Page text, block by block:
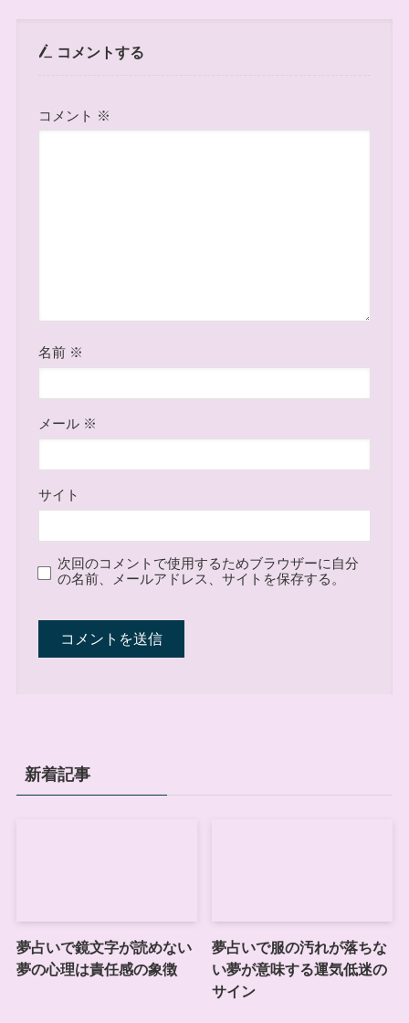
コメントする
コメント ※
名前 ※
メール ※
サイト
次回のコメントで使用するためブラウザーに自分
の名前、メールアドレス、サイトを保存する。
新着記事
夢占いで鏡文字が読めない
夢の心理は責任感の象徴
夢占いで服の汚れが落ちな
い夢が意味する運気低迷の
サイン